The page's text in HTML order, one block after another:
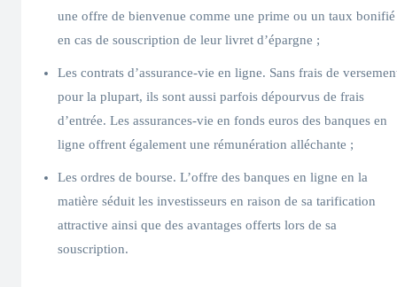
une offre de bienvenue comme une prime ou un taux bonifié
en cas de souscription de leur livret d’épargne ;
Les contrats d’assurance-vie en ligne. Sans frais de
pour la plupart, ils sont aussi parfois dépourvus de frais
d’entrée. Les assurances-vie en fonds euros des banques en
ligne offrent également une rémunération alléchante ;
Les ordres de bourse. L’offre des banques en ligne en la
matière séduit les investisseurs en raison de sa tarification
attractive ainsi que des avantages offerts lors de sa
souscription.